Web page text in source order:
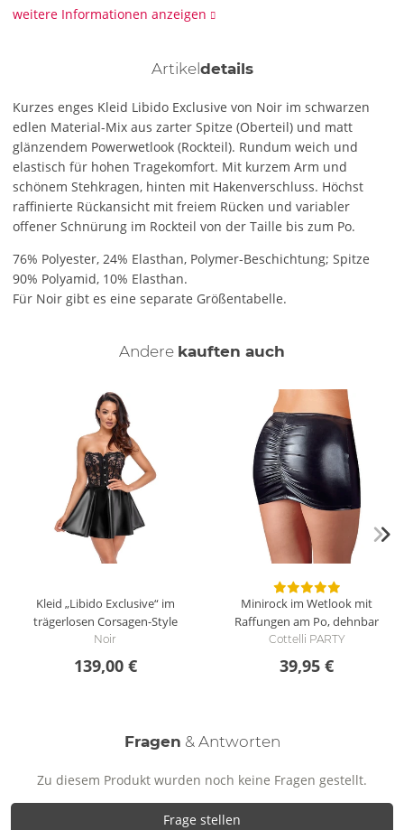
weitere Informationen anzeigen
Artikeldetails
Kurzes enges Kleid Libido Exclusive von Noir im schwarzen
edlen Material-Mix aus zarter Spitze (Oberteil) und matt
glänzendem Powerwetlook (Rockteil). Rundum weich und
elastisch für hohen Tragekomfort. Mit kurzem Arm und
schönem Stehkragen, hinten mit Hakenverschluss. Höchst
raffinierte Rückansicht mit freiem Rücken und variabler
offener Schnürung im Rockteil von der Taille bis zum Po.
76% Polyester, 24% Elasthan, Polymer-Beschichtung; Spitze
90% Polyamid, 10% Elasthan.
Für Noir gibt es eine separate Größentabelle.
Andere kauften auch
Kleid „Libido Exclusive“ im
trägerlosen Corsagen-Style
Noir
139,00 €
Minirock im Wetlook mit
Raffungen am Po, dehnbar
Cottelli PARTY
39,95 €
Fragen & Antworten
Zu diesem Produkt wurden noch keine Fragen gestellt.
Frage stellen